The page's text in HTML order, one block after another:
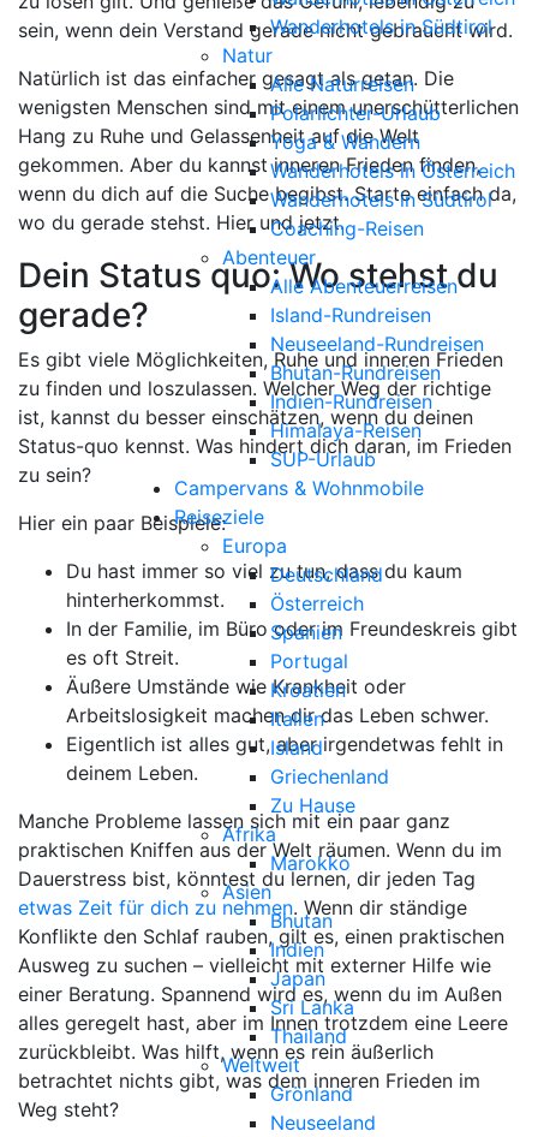
Wanderhotels in Südtirol
Natur
Alle Naturreisen
Polarlichter-Urlaub
Yoga & Wandern
Wanderhotels in Österreich
Wanderhotels in Südtirol
Coaching-Reisen
Abenteuer
Alle Abenteuerreisen
Island-Rundreisen
Neuseeland-Rundreisen
Bhutan-Rundreisen
Indien-Rundreisen
Himalaya-Reisen
SUP-Urlaub
Campervans & Wohnmobile
Reiseziele
Europa
Deutschland
Österreich
Spanien
Portugal
Kroatien
Italien
Island
Griechenland
Zu Hause
Afrika
Marokko
Asien
Bhutan
Indien
Japan
Sri Lanka
Thailand
Weltweit
Grönland
Neuseeland
sein, wenn dein Verstand gerade nicht gebraucht wird.
Natürlich ist das einfacher gesagt als getan. Die
wenigsten Menschen sind mit einem unerschütterlichen
Hang zu Ruhe und Gelassenheit auf die Welt
gekommen. Aber du kannst inneren Frieden finden,
wenn du dich auf die Suche begibst. Starte einfach da,
wo du gerade stehst. Hier und jetzt.
Dein Status quo: Wo stehst du
gerade?
Es gibt viele Möglichkeiten, Ruhe und inneren Frieden
zu finden und loszulassen. Welcher Weg der richtige
ist, kannst du besser einschätzen, wenn du deinen
Status-quo kennst. Was hindert dich daran, im Frieden
zu sein?
Hier ein paar Beispiele:
Du hast immer so viel zu tun, dass du kaum
hinterherkommst.
In der Familie, im Büro oder im Freundeskreis gibt
es oft Streit.
Äußere Umstände wie Krankheit oder
Arbeitslosigkeit machen dir das Leben schwer.
Eigentlich ist alles gut, aber irgendetwas fehlt in
deinem Leben.
Manche Probleme lassen sich mit ein paar ganz
praktischen Kniffen aus der Welt räumen. Wenn du im
Dauerstress bist, könntest du lernen, dir jeden Tag
etwas Zeit für dich zu nehmen. Wenn dir ständige
Konflikte den Schlaf rauben, gilt es, einen praktischen
Ausweg zu suchen – vielleicht mit externer Hilfe wie
einer Beratung. Spannend wird es, wenn du im Außen
alles geregelt hast, aber im Innen trotzdem eine Leere
zurückbleibt. Was hilft, wenn es rein äußerlich
betrachtet nichts gibt, was dem inneren Frieden im
Weg steht?